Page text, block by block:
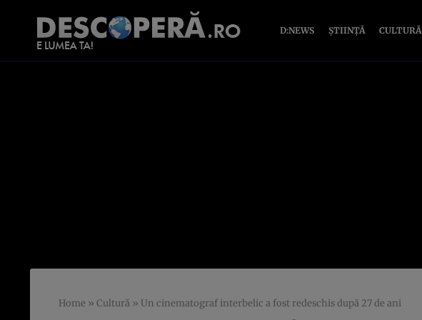
D:NEWS ȘTIINȚĂ CULTURĂ
Home » Cultură » Un cinematograf interbelic a fost redeschis după 27 de ani